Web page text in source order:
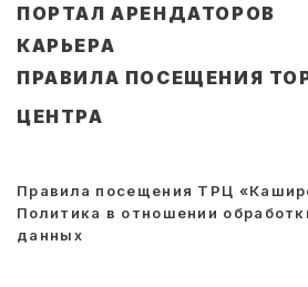
ПОРТАЛ АРЕНДАТОРОВ
КАРЬЕРА
ПРАВИЛА ПОСЕЩЕНИЯ
ЦЕНТРА
Правила посещения ТРЦ
Политика в отношении
данных